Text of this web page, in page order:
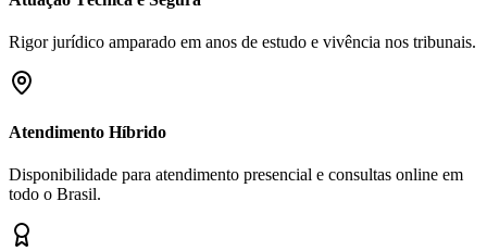
Rigor jurídico amparado em anos de estudo e vivência nos tribunais.
Atendimento Híbrido
Disponibilidade para atendimento presencial e consultas online em
todo o Brasil.